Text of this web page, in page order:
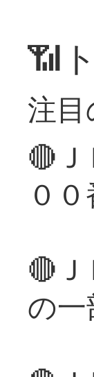
📶
注目
🔴
０
🔴
の